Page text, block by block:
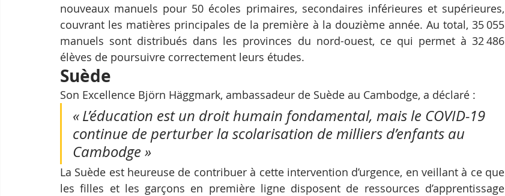
nouveaux manuels pour 50 écoles primaires, secondaires inférieures et supérieures,
couvrant les matières principales de la première à la douzième année. Au total, 35 055
manuels sont distribués dans les provinces du nord-ouest, ce qui permet à 32 486
élèves de poursuivre correctement leurs études.
Suède
Son Excellence Björn Häggmark, ambassadeur de Suède au Cambodge, a déclaré :
« L’éducation est un droit humain fondamental, mais le COVID-19
continue de perturber la scolarisation de milliers d’enfants au
Cambodge »
La Suède est heureuse de contribuer à cette intervention d’urgence, en veillant à ce que
les filles et les garçons en première ligne disposent de ressources d’apprentissage